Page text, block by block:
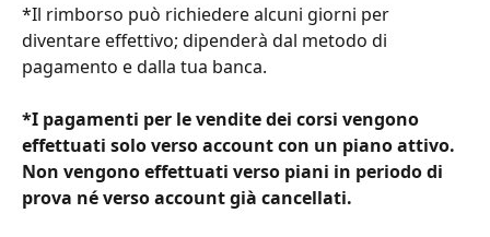
*Il rimborso può richiedere alcuni giorni per
diventare effettivo; dipenderà dal metodo di
pagamento e dalla tua banca.
*I pagamenti per le vendite dei corsi vengono
effettuati solo verso account con un piano attivo.
Non vengono effettuati verso piani in periodo di
prova né verso account già cancellati.